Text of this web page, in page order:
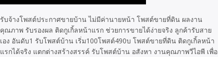
รับจ้างโพสต์ประกาศขายบ้าน ไม่มีค่านายหน้า โพสต์ขายที่ดิน ผลงาน
คุณภาพ รับรองผล ติดกูเกิ้ลหน้าแรก ช่วยการขายได้ง่ายจริง ลูกค้ารับสาย
เอง อันดับ1 รับโพสต์บ้าน เริ่ม100โพสต์490บ โพสต์ขายที่ดิน ติดกูเกิ้ลหน้า
แรกได้จริง แตกต่างสร้างสรรค์ รับโพสต์บ้าน อสังหา งานคุณภาพวีไอพี เพื่อ